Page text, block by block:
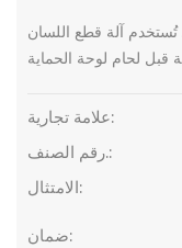
تُستخدم آلة قطع اللسان ACEY-PTC560 لقص أطوال ألسنة الأقطاب
علامة تجارية:
رقم الصنف.:
الامتثال:
ضمان: